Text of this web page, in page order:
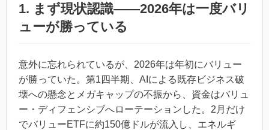
1. まず現状認識——2026年は一度バリ
ューが勝っている
意外に忘れられているが、2026年は年初にバリュー
が勝っていた。第1四半期、AIによる既存ビジネス破
壊への懸念とメガキャップの不振から、資金はバリュ
ー・ディフェンシブへローテーションした。2月だけ
でバリューETFに約150億ドルが流入し、エネルギ